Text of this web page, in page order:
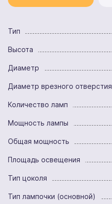
Тип
Высота
Диаметр
Диаметр врезного отверстия
Количество ламп
Мощность лампы
Общая мощность
Площадь освещения
Тип цоколя
Тип лампочки (основной)